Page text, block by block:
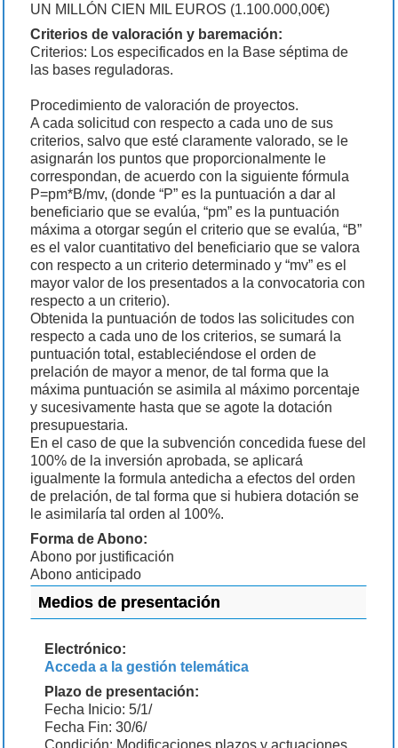
UN MILLÓN CIEN MIL EUROS (1.100.000,00€)
Criterios de valoración y baremación:
Criterios: Los especificados en la Base séptima de
las bases reguladoras.
Procedimiento de valoración de proyectos.
A cada solicitud con respecto a cada uno de sus
criterios, salvo que esté claramente valorado, se le
asignarán los puntos que proporcionalmente le
correspondan, de acuerdo con la siguiente fórmula
P=pm*B/mv, (donde “P” es la puntuación a dar al
beneficiario que se evalúa, “pm” es la puntuación
máxima a otorgar según el criterio que se evalúa, “B”
es el valor cuantitativo del beneficiario que se valora
con respecto a un criterio determinado y “mv” es el
mayor valor de los presentados a la convocatoria con
respecto a un criterio).
Obtenida la puntuación de todos las solicitudes con
respecto a cada uno de los criterios, se sumará la
puntuación total, estableciéndose el orden de
prelación de mayor a menor, de tal forma que la
máxima puntuación se asimila al máximo porcentaje
y sucesivamente hasta que se agote la dotación
presupuestaria.
En el caso de que la subvención concedida fuese del
100% de la inversión aprobada, se aplicará
igualmente la formula antedicha a efectos del orden
de prelación, de tal forma que si hubiera dotación se
le asimilaría tal orden al 100%.
Forma de Abono:
Abono por justificación
Abono anticipado
Medios de presentación
Electrónico:
Acceda a la gestión telemática
Plazo de presentación:
Fecha Inicio: 5/1/
Fecha Fin: 30/6/